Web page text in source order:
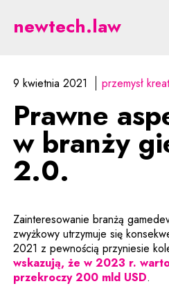
Prawne aspekty
newtech.law
9 kwietnia 2021 przemysł
Prawne
w branży
2.0.
Zainteresowanie branżą
zwyżkowy utrzymuje się
2021 z pewnością przyniesie
wskazują, że w 2023 r.
przekroczy 200 mld USD.